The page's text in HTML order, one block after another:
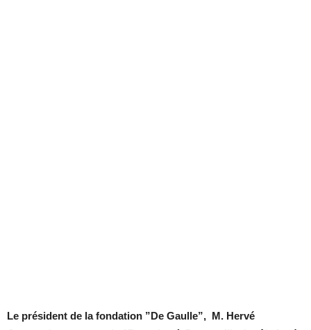
Le président de la fondation ”De Gaulle”, M. Hervé